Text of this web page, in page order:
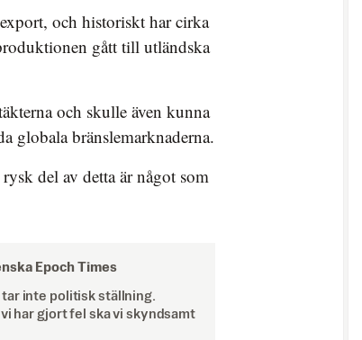
och historiskt har cirka
gått till utländska
och skulle även kunna
globala bränslemarknaderna.
del av detta är något som
Epoch Times
tar inte politisk ställning.
har gjort fel ska vi skyndsamt